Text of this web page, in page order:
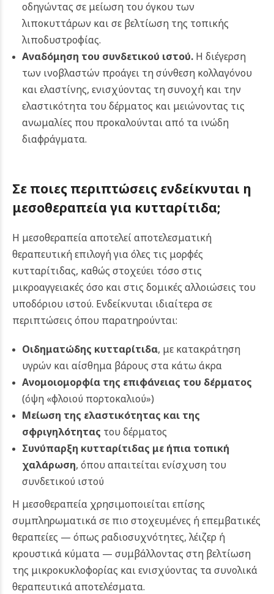
οδηγώντας σε μείωση του όγκου των
λιποκυττάρων και σε βελτίωση της τοπικής
λιποδυστροφίας.
Αναδόμηση του συνδετικού ιστού.Η διέγερση
των ινοβλαστών προάγει τη σύνθεση κολλαγόνου
και ελαστίνης, ενισχύοντας τη συνοχή και την
ελαστικότητα του δέρματος και μειώνοντας τις
ανωμαλίες που προκαλούνται από τα ινώδη
διαφράγματα.
Σε ποιες περιπτώσεις ενδείκνυται η
μεσοθεραπεία για κυτταρίτιδα;
Η μεσοθεραπεία αποτελεί αποτελεσματική
θεραπευτική επιλογή για όλες τις μορφές
κυτταρίτιδας, καθώς στοχεύει τόσο στις
μικροαγγειακές όσο και στις δομικές αλλοιώσεις του
υποδόριου ιστού. Ενδείκνυται ιδιαίτερα σε
περιπτώσεις όπου παρατηρούνται:
Οιδηματώδης κυτταρίτιδα, με κατακράτηση
υγρών και αίσθημα βάρους στα κάτω άκρα
Ανομοιομορφία της επιφάνειας του δέρματος
(όψη «φλοιού πορτοκαλιού»)
Μείωση της ελαστικότητας και της
σφριγηλότητας του δέρματος
Συνύπαρξη κυτταρίτιδας με ήπια τοπική
χαλάρωση, όπου απαιτείται ενίσχυση του
συνδετικού ιστού
Η μεσοθεραπεία χρησιμοποιείται επίσης
συμπληρωματικά σε πιο στοχευμένες ή επεμβατικές
θεραπείες — όπως ραδιοσυχνότητες, λέιζερ ή
κρουστικά κύματα — συμβάλλοντας στη βελτίωση
της μικροκυκλοφορίας και ενισχύοντας τα συνολικά
θεραπευτικά αποτελέσματα.